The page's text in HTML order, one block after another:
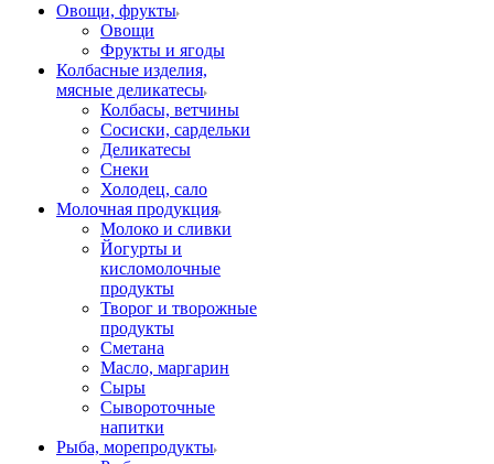
Овощи, фрукты
Овощи
Фрукты и ягоды
Колбасные изделия,
мясные деликатесы
Колбасы, ветчины
Сосиски, сардельки
Деликатесы
Снеки
Холодец, сало
Молочная продукция
Молоко и сливки
Йогурты и
кисломолочные
продукты
Творог и творожные
продукты
Сметана
Масло, маргарин
Сыры
Сывороточные
напитки
Рыба, морепродукты